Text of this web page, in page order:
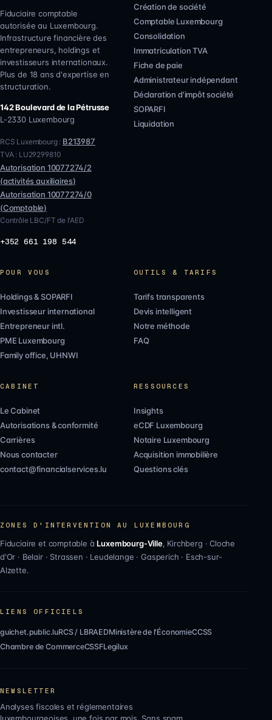
Fiduciaire comptable
autorisée au Luxembourg.
Infrastructure financière des
entrepreneurs, holdings et
investisseurs internationaux.
Plus de 18 ans d'expertise en
structuration.
142 Boulevard de la Pétrusse
L-2330 Luxembourg
RCS Luxembourg : B213987
TVA : LU29299810
Autorisation 10077274/2
(activités auxiliaires)
Autorisation 10077274/0
(Comptable)
Contrôle LBC/FT de l'AED
+352 661 198 544
Création de société
Comptable Luxembourg
Consolidation
Immatriculation TVA
Fiche de paie
Administrateur indépendant
Déclaration d'impôt société
SOPARFI
Liquidation
POUR VOUS
Holdings & SOPARFI
Investisseur international
Entrepreneur intl.
PME Luxembourg
Family office, UHNWI
OUTILS & TARIFS
Tarifs transparents
Devis intelligent
Notre méthode
FAQ
CABINET
Le Cabinet
Autorisations & conformité
Carrières
Nous contacter
contact@financialservices.lu
RESSOURCES
Insights
eCDF Luxembourg
Notaire Luxembourg
Acquisition immobilière
Questions clés
ZONES D'INTERVENTION AU LUXEMBOURG
Fiduciaire et comptable à Luxembourg-Ville, Kirchberg ·Cloche
d'Or · Belair· Strassen · Leudelange ·Gasperich · Esch-sur-
Alzette.
LIENS OFFICIELS
guichet.public.luRCS / LBRAEDMinistère de l'ÉconomieCCSS
Chambre de CommerceCSSFLegilux
NEWSLETTER
Analyses fiscales et réglementaires